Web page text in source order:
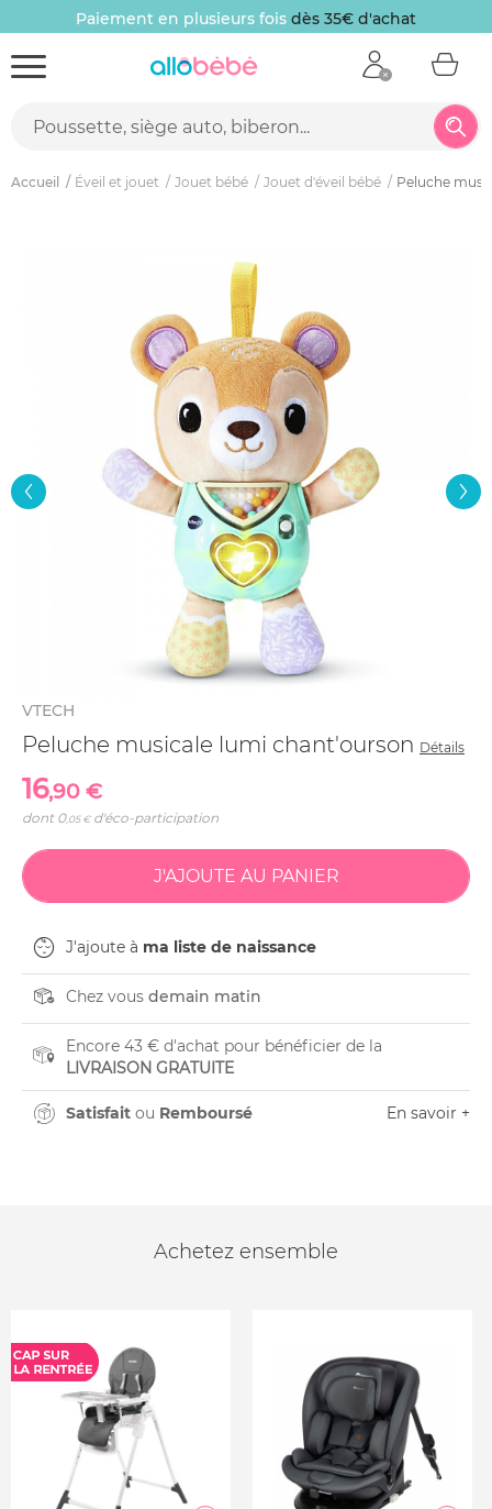
Paiement en plusieurs fois dès 35€ d'achat
Accueil Éveil et jouet Jouet bébé Jouet d'éveil bébé Peluche
VTECH
Peluche musicale lumi chant'ourson Détails
16,90 €
dont 0,05 €d'éco-participation
J'ajoute à ma liste de naissance
Chez vous demain matin
Encore 43 € d'achat pour bénéficier de la
LIVRAISON GRATUITE
Satisfait ou Remboursé En savoir +
Achetez ensemble